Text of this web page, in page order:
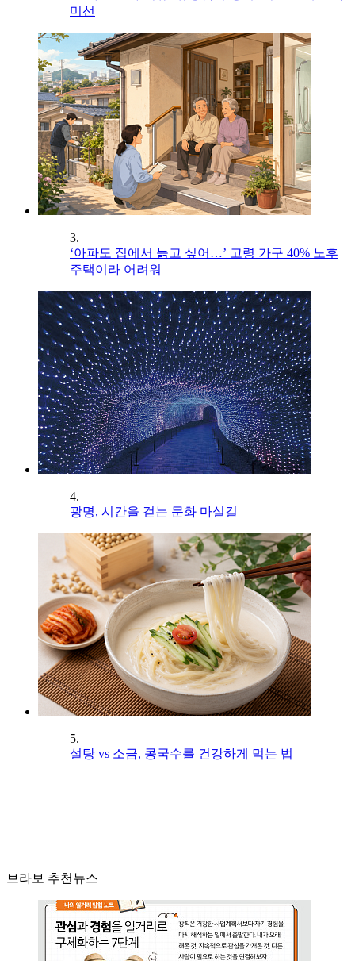
미선
3.
‘아파도 집에서 늙고 싶어…’ 고령 가구 40% 노후
주택이라 어려워
4.
광명, 시간을 걷는 문화 마실길
5.
설탕 vs 소금, 콩국수를 건강하게 먹는 법
브라보 추천뉴스